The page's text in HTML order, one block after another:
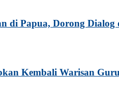
di Papua, Dorong Dialog
Kembali Warisan